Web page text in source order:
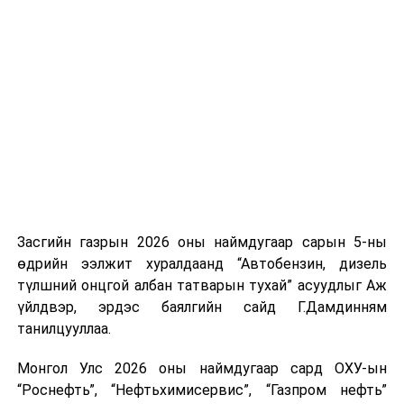
Засгийн газрын 2026 оны наймдугаар сарын 5-ны
өдрийн ээлжит хуралдаанд “Автобензин, дизель
түлшний онцгой албан татварын тухай” асуудлыг Аж
үйлдвэр, эрдэс баялгийн сайд Г.Дамдинням
танилцууллаа.
Монгол Улс 2026 оны наймдугаар сард ОХУ-ын
“Роснефть”, “Нефтьхимисервис”, “Газпром нефть”